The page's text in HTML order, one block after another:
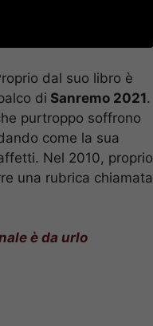
dal suo libro è
di Sanremo 2021.
purtroppo soffrono
come la sua
Nel 2010, proprio
una rubrica chiamata
è da urlo